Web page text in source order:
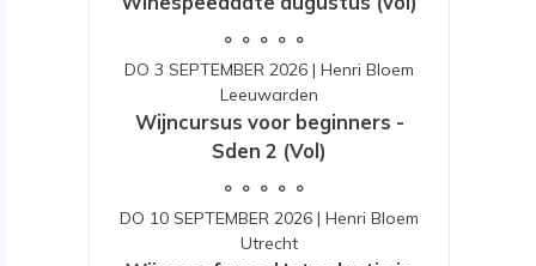
DO 3 SEPTEMBER 2026 | Henri Bloem
Leeuwarden
Wijncursus voor beginners -
Sden 2 (Vol)
DO 10 SEPTEMBER 2026 | Henri Bloem
Utrecht